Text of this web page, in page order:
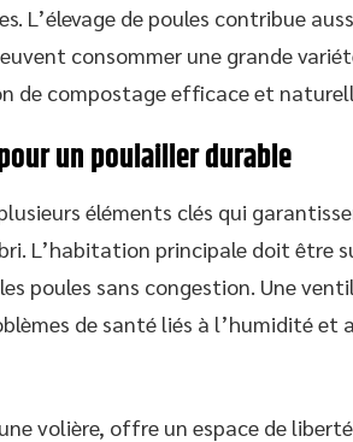
L’élevage de poules contribue
consommer une grande
de compostage efficace et
un poulailler durable
éléments clés qui
L’habitation principale doit être
poules sans congestion. Une
de santé liés à l’humidité et
volière, offre un espace de